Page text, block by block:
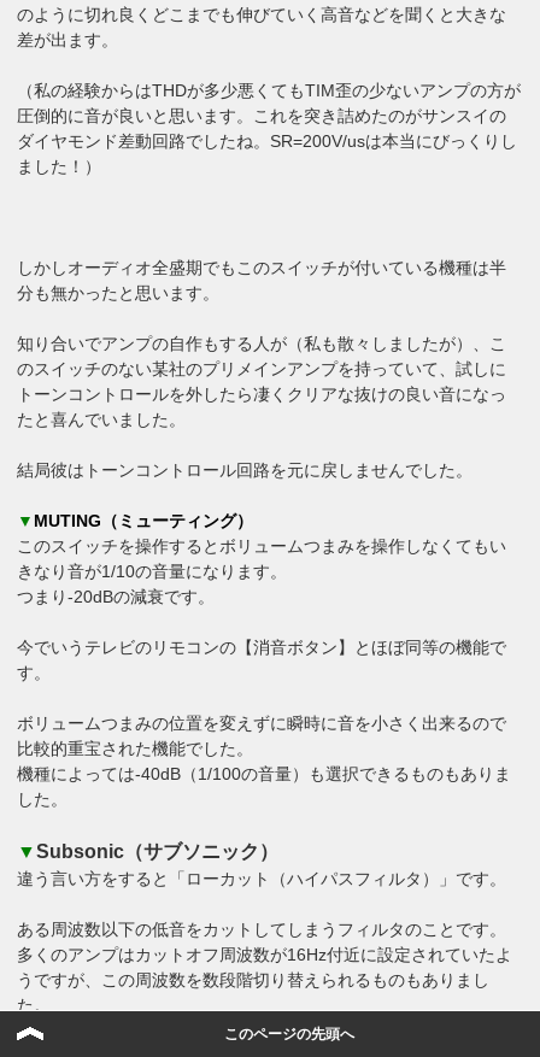
のように切れ良くどこまでも伸びていく高音などを聞くと大きな
差が出ます。
（私の経験からはTHDが多少悪くてもTIM歪の少ないアンプの方が
圧倒的に音が良いと思います。これを突き詰めたのがサンスイの
ダイヤモンド差動回路でしたね。SR=200V/usは本当にびっくりし
ました！）
しかしオーディオ全盛期でもこのスイッチが付いている機種は半
分も無かったと思います。
知り合いでアンプの自作もする人が（私も散々しましたが）、こ
のスイッチのない某社のプリメインアンプを持っていて、試しに
トーンコントロールを外したら凄くクリアな抜けの良い音になっ
たと喜んでいました。
結局彼はトーンコントロール回路を元に戻しませんでした。
▼ MUTING（ミューティング）
このスイッチを操作するとボリュームつまみを操作しなくてもい
きなり音が1/10の音量になります。
つまり-20dBの減衰です。
今でいうテレビのリモコンの【消音ボタン】とほぼ同等の機能で
す。
ボリュームつまみの位置を変えずに瞬時に音を小さく出来るので
比較的重宝された機能でした。
機種によっては-40dB（1/100の音量）も選択できるものもありま
した。
▼Subsonic（サブソニック）
違う言い方をすると「ローカット（ハイパスフィルタ）」です。
ある周波数以下の低音をカットしてしまうフィルタのことです。
多くのアンプはカットオフ周波数が16Hz付近に設定されていたよ
うですが、この周波数を数段階切り替えられるものもありまし
た。
このページの先頭へ